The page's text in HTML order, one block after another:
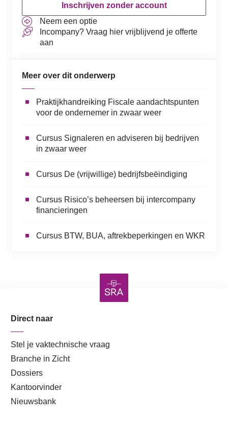
Inschrijven zonder account
Neem een optie
Incompany? Vraag hier vrijblijvend je offerte
aan
Meer over dit onderwerp
Praktijkhandreiking Fiscale aandachtspunten
voor de ondernemer in zwaar weer
Cursus Signaleren en adviseren bij bedrijven
in zwaar weer
Cursus De (vrijwillige) bedrijfsbeëindiging
Cursus Risico’s beheersen bij intercompany
financieringen
Cursus BTW, BUA, aftrekbeperkingen en WKR
Direct naar
Stel je vaktechnische vraag
Branche in Zicht
Dossiers
Kantoorvinder
Nieuwsbank